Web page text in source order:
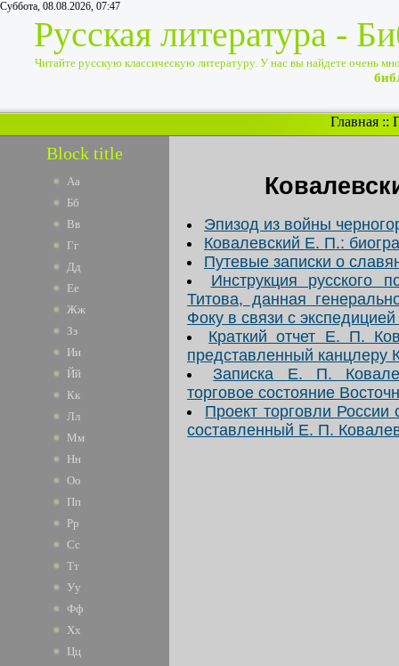
Суббота, 08.08.2026, 07:47
Русская литература -
Читайте русскую классическую литературу. У нас вы найдете очень
Главная ::
Block title
Аа
Бб
Вв
Гг
Дд
Ее
Жж
Зз
Ии
Йй
Кк
Лл
Мм
Нн
Оо
Пп
Рр
Сс
Тт
Уу
Фф
Хх
Цц
Эпизод из войны
Ковалевский Е. П.:
Путевые записки о
Инструкция русского
Титова, данная
Фоку в связи с
Краткий отчет Е. П.
представленный канцлеру
Записка Е. П.
торговое состояние
Проект торговли
составленный Е. П.